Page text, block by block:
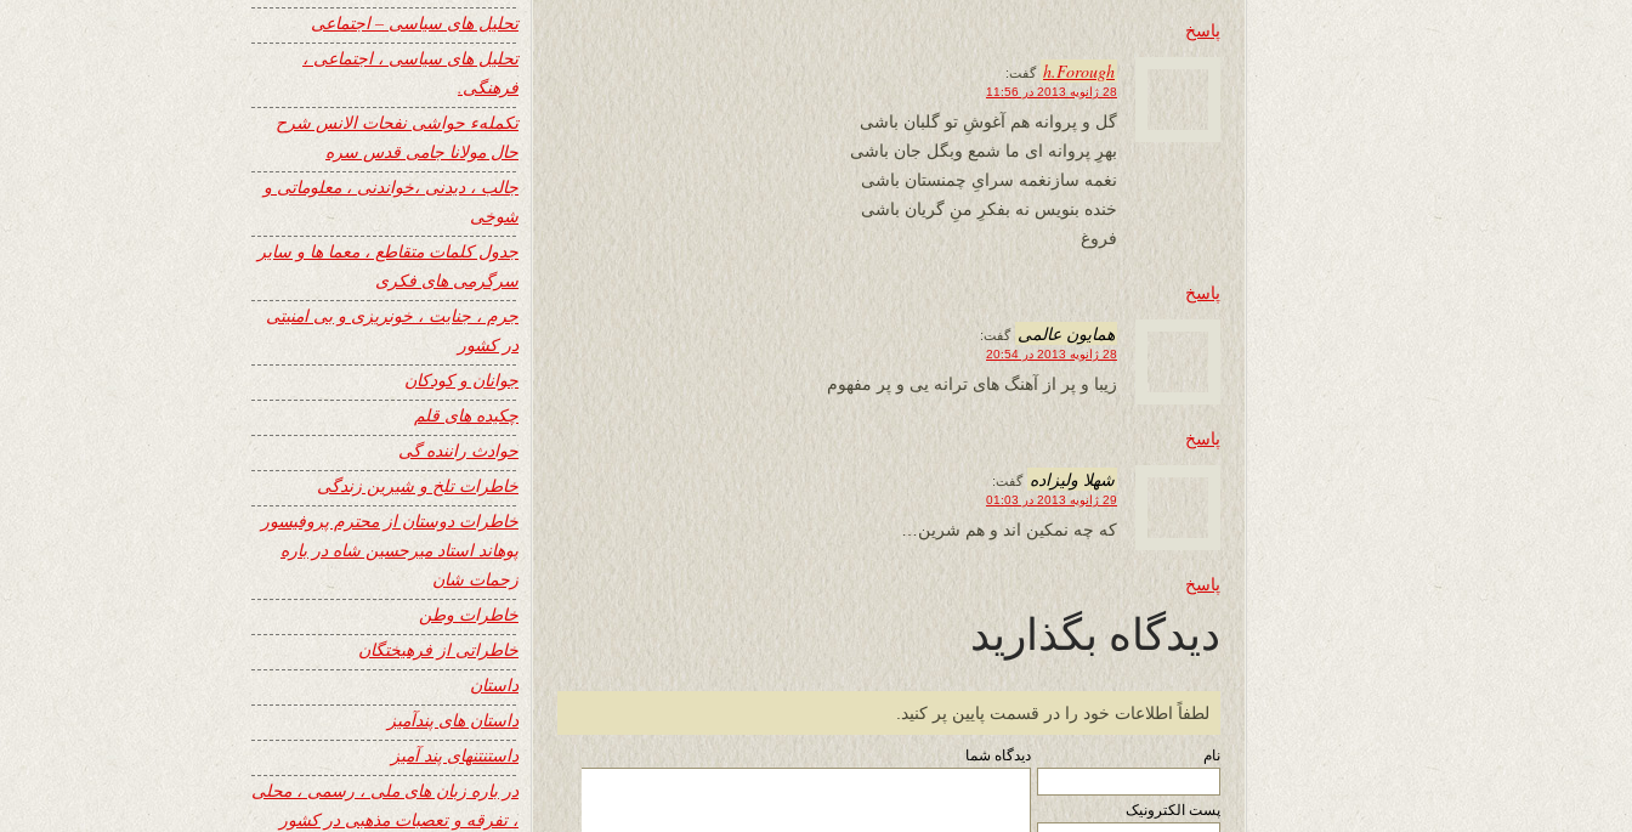
پاسخ
h.Forough گفت:
28 ژانویه 2013 در 11:56
گل و پروانه هم آغوشِ تو گلبان باشی
بهرِ پروانه ای ما شمع وبگل جان باشی
نغمه سازنغمه سرایِ چمنستان باشی
خنده بنویس نه بفکرِ منِ گریان باشی
فروغ
پاسخ
همایون عالمی گفت:
28 ژانویه 2013 در 20:54
زیبا و پر از آهنگ های ترانه یی و پر مفهوم
پاسخ
شهلا ولیزاده گفت:
29 ژانویه 2013 در 01:03
که چه نمکین اند و هم شرین…
پاسخ
دیدگاه بگذارید
لطفاً اطلاعات خود را در قسمت پایین پر کنید.
نام
پست الکترونیک
دیدگاه شما
تحلیل های سیاسی – اجتماعی
تحلیل های سیاسی ، اجتماعی ،
فرهنگی.
تکملهء حواشی نفحات الانس شرح
حال مولانا جامی قدس سره
جالب ، دیدنی ،خواندنی ، معلوماتی و
شوخی
جدول کلمات متقاطع ، معما ها و سایر
سرگرمی های فکری
جرم ، جنایت ، خونریزی و بی امنیتی
در کشور
جوانان و کودکان
چکیده های قلم
حوادث راننده گی
خاطرات تلخ و شیرین زندگی
خاطرات دوستان از محترم پروفیسور
پوهاند استاد میرحسین شاه در باره
زحمات شان
خاطرات وطن
خاطراتی از فرهیختگان
داستان
داستان های پندآمیز
داستنتنهای پند آمیز
در باره زبان های ملی ، رسمی ، محلی
، تفرقه و تعصبات مذهبی در کشور